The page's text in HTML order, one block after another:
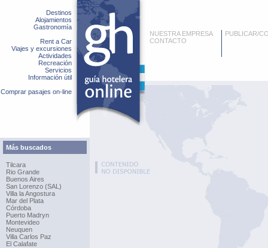
Destinos
Alojamientos
Gastronomía
Rent a Car
Viajes y excursiones
Actividades
Recreación
Servicios
Información útil
Comprar pasajes on-line
Más buscados
Tilcara
Rio Grande
Buenos Aires
San Lorenzo (SAL)
Villa la Angostura
Mar del Plata
Córdoba
Puerto Madryn
Montevideo
Neuquen
Villa Carlos Paz
El Calafate
NUESTRA EMPRESA
CONTACTO
PUBLICAR/